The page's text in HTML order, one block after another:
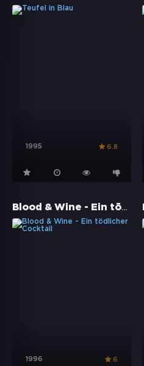
1995 6.8
Blood & Wine - Ein tödlicher Cocktail
1996 6